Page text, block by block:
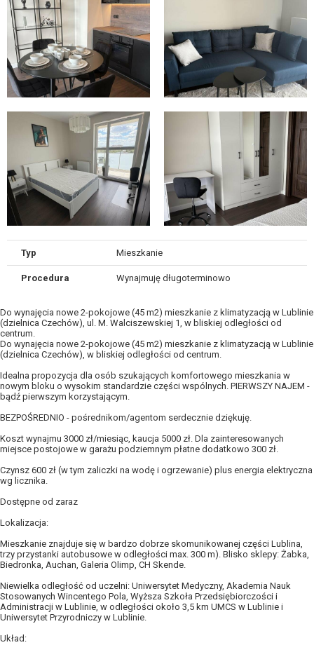
Typ Mieszkanie
Procedura Wynajmuję długoterminowo
Do wynajęcia nowe 2-pokojowe (45 m2) mieszkanie z klimatyzacją w Lublinie
(dzielnica Czechów), ul. M. Walciszewskiej 1, w bliskiej odległości od
centrum.
Do wynajęcia nowe 2-pokojowe (45 m2) mieszkanie z klimatyzacją w Lublinie
(dzielnica Czechów), w bliskiej odległości od centrum.
Idealna propozycja dla osób szukających komfortowego mieszkania w
nowym bloku o wysokim standardzie części wspólnych. PIERWSZY NAJEM -
bądź pierwszym korzystającym.
BEZPOŚREDNIO - pośrednikom/agentom serdecznie dziękuję.
Koszt wynajmu 3000 zł/miesiąc, kaucja 5000 zł. Dla zainteresowanych
miejsce postojowe w garażu podziemnym płatne dodatkowo 300 zł.
Czynsz 600 zł (w tym zaliczki na wodę i ogrzewanie) plus energia elektryczna
wg licznika.
Dostępne od zaraz
Lokalizacja:
Mieszkanie znajduje się w bardzo dobrze skomunikowanej części Lublina,
trzy przystanki autobusowe w odległości max. 300 m). Blisko sklepy: Żabka,
Biedronka, Auchan, Galeria Olimp, CH Skende.
Niewielka odległość od uczelni: Uniwersytet Medyczny, Akademia Nauk
Stosowanych Wincentego Pola, Wyższa Szkoła Przedsiębiorczości i
Administracji w Lublinie, w odległości około 3,5 km UMCS w Lublinie i
Uniwersytet Przyrodniczy w Lublinie.
Układ: